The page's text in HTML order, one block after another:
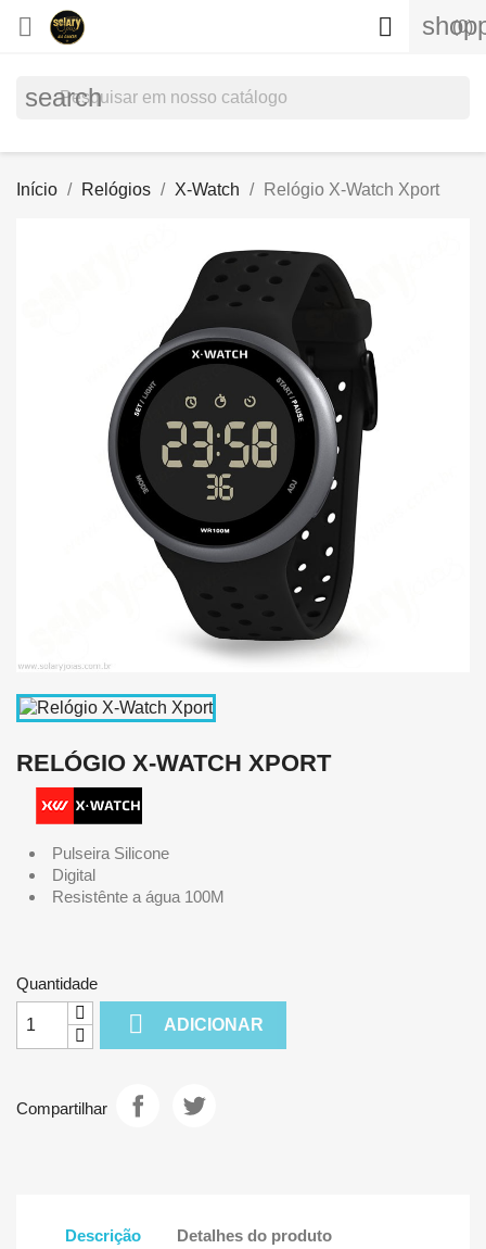
 (0)

search
Início Relógios X-Watch Relógio X-Watch Xport
RELÓGIO X-WATCH XPORT
Pulseira Silicone
Digital
Resistênte a água 100M
Quantidade
 ADICIONAR
Compartilhar
Descrição Detalhes do produto